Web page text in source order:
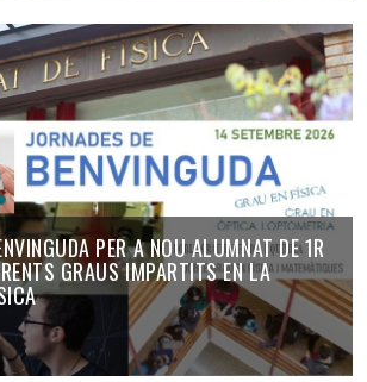
PER A NOU ALUMNAT DE 1R
GRAUS IMPARTITS EN LA